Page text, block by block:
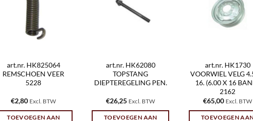
art.nr. HK825064
REMSCHOEN VEER
5228
€2,80 Excl. BTW
TOEVOEGEN AAN
art.nr. HK62080
TOPSTANG
DIEPTEREGELING PEN.
€26,25 Excl. BTW
TOEVOEGEN AAN
art.nr. HK1730
VOORWIEL VELG
16. (6.00 X 16
2162
€65,00 Excl. BTW
TOEVOEGEN